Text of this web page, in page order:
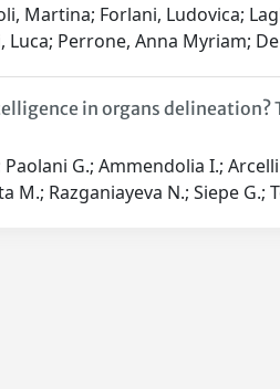
Martina; Forlani, Ludovica;
Luca; Perrone, Anna Myriam;
in organs
G.; Ammendolia I.;
M.; Razganiayeva N.; Siepe